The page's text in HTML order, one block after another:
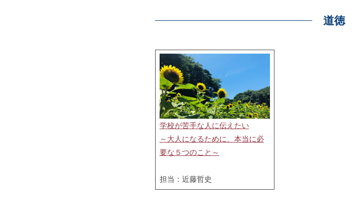
道徳
学校が苦手な人に伝えたい
～大人になるために、本当に必
要な５つのこと～
担当：近藤哲史